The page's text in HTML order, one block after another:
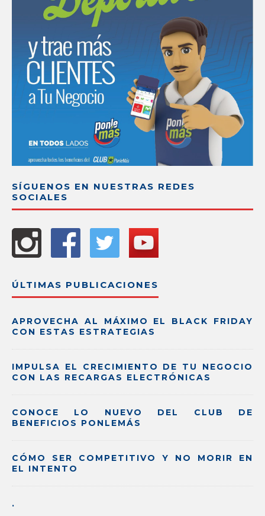
SÍGUENOS EN NUESTRAS REDES
SOCIALES
ÚLTIMAS PUBLICACIONES
APROVECHA AL MÁXIMO EL BLACK FRIDAY
CON ESTAS ESTRATEGIAS
IMPULSA EL CRECIMIENTO DE TU NEGOCIO
CON LAS RECARGAS ELECTRÓNICAS
CONOCE LO NUEVO DEL CLUB DE
BENEFICIOS PONLEMÁS
CÓMO SER COMPETITIVO Y NO MORIR EN
EL INTENTO
.